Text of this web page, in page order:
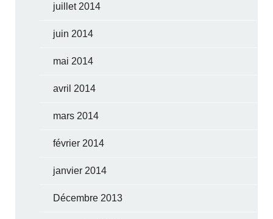
juillet 2014
juin 2014
mai 2014
avril 2014
mars 2014
février 2014
janvier 2014
Décembre 2013